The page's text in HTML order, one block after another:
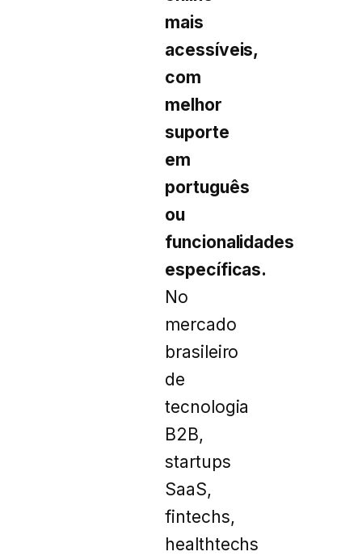
mais
acessíveis,
com
melhor
suporte
em
português
ou
funcionalidades
específicas.
No
mercado
brasileiro
de
tecnologia
B2B,
startups
SaaS,
fintechs,
healthtechs